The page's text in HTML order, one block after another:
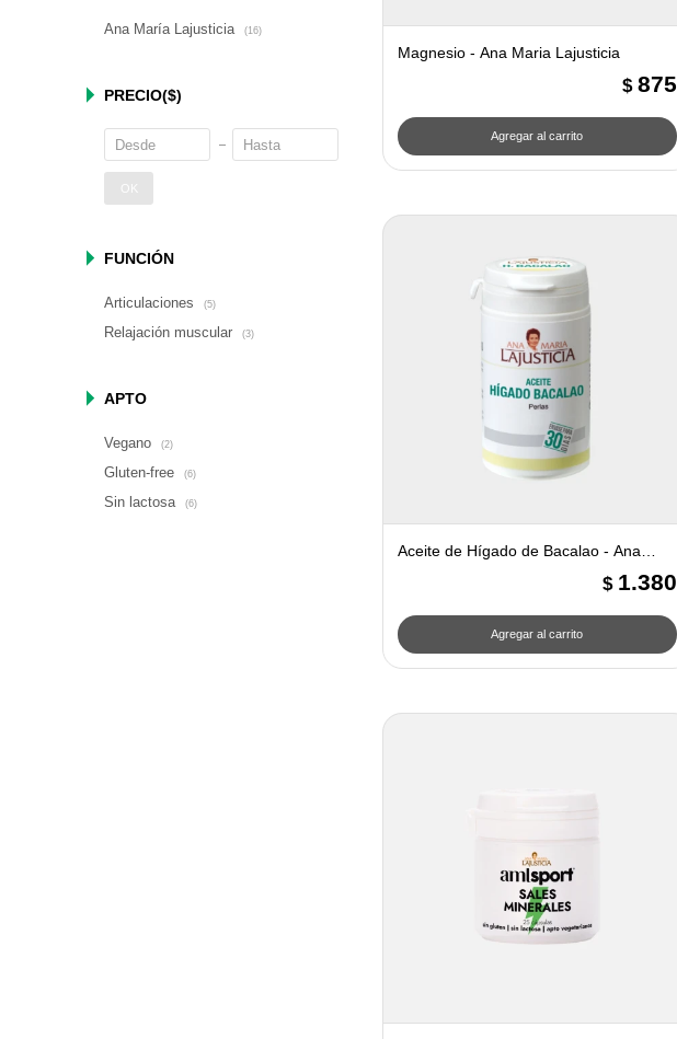
Magnesio - Ana Maria Lajusticia
$ 875
Aceite de Hígado de Bacalao - Ana
$ 1.380
Ana María Lajusticia (16)
PRECIO($)
OK
FUNCIÓN
Articulaciones (5)
Relajación muscular (3)
APTO
Vegano (2)
Gluten-free (6)
Sin lactosa (6)